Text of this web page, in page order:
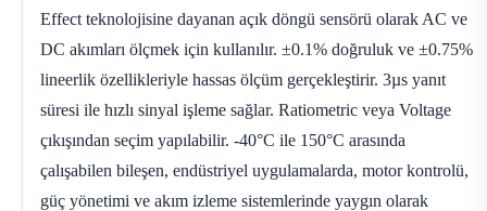
Effect teknolojisine dayanan açık döngü sensörü olarak AC ve
DC akımları ölçmek için kullanılır. ±0.1% doğruluk ve ±0.75%
lineerlik özellikleriyle hassas ölçüm gerçekleştirir. 3µs yanıt
süresi ile hızlı sinyal işleme sağlar. Ratiometric veya Voltage
çıkışından seçim yapılabilir. -40°C ile 150°C arasında
çalışabilen bileşen, endüstriyel uygulamalarda, motor kontrolü,
güç yönetimi ve akım izleme sistemlerinde yaygın olarak